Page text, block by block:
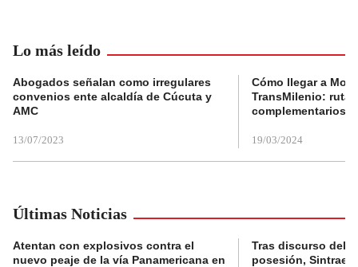
Lo más leído
Abogados señalan como irregulares
convenios ente alcaldía de Cúcuta y
AMC
13/07/2023
Cómo llegar a
TransMilenio:
complementarios
19/03/2024
Últimas Noticias
Atentan con explosivos contra el
nuevo peaje de la vía Panamericana en
Tras discurso del
posesión,